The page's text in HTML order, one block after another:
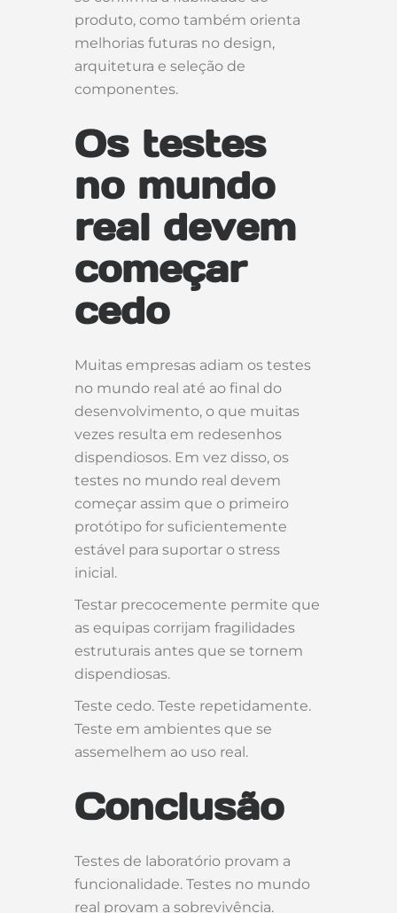
produto, como também orienta
melhorias futuras no design,
arquitetura e seleção de
componentes.
Os testes
no mundo
real devem
começar
cedo
Muitas empresas adiam os testes
no mundo real até ao final do
desenvolvimento, o que muitas
vezes resulta em redesenhos
dispendiosos. Em vez disso, os
testes no mundo real devem
começar assim que o primeiro
protótipo for suficientemente
estável para suportar o stress
inicial.
Testar precocemente permite que
as equipas corrijam fragilidades
estruturais antes que se tornem
dispendiosas.
Teste cedo. Teste repetidamente.
Teste em ambientes que se
assemelhem ao uso real.
Conclusão
Testes de laboratório provam a
funcionalidade. Testes no mundo
real provam a sobrevivência.